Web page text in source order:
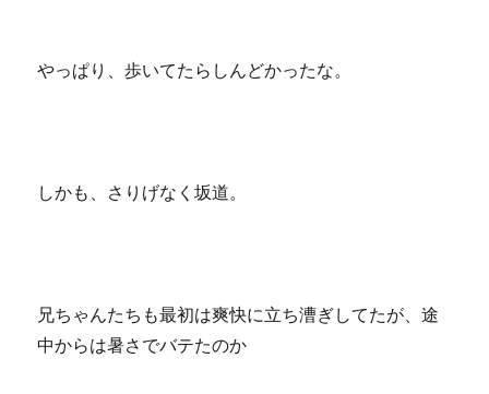
やっぱり、歩いてたらしんどかったな。
しかも、さりげなく坂道。
兄ちゃんたちも最初は爽快に立ち漕ぎしてたが、途
中からは暑さでバテたのか